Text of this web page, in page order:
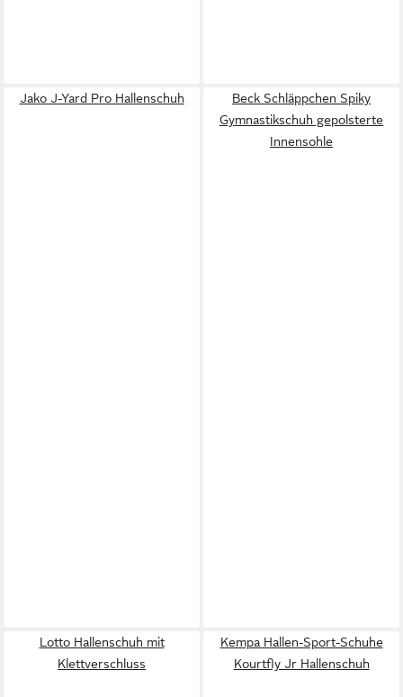
Jako J-Yard Pro Hallenschuh
Beck Schläppchen Spiky
Gymnastikschuh gepolsterte
Innensohle
Lotto Hallenschuh mit
Klettverschluss
Kempa Hallen-Sport-Schuhe
Kourtfly Jr Hallenschuh